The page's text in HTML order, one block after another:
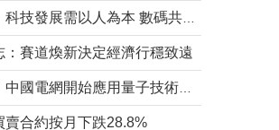
：賽道煥新決定經濟行穩致遠
賣合約按月下跌28.8%